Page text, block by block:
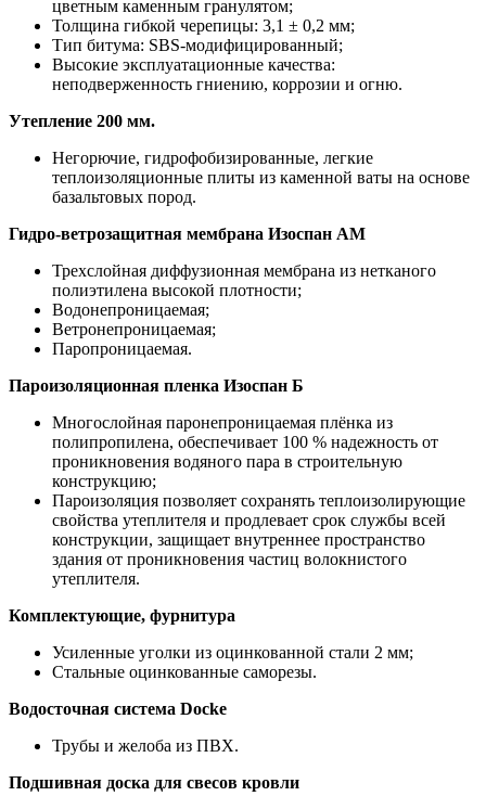
цветным каменным гранулятом;
Толщина гибкой черепицы: 3,1 ± 0,2 мм;
Тип битума: SBS-модифицированный;
Высокие эксплуатационные качества:
неподверженность гниению, коррозии и огню.
Утепление 200 мм.
Негорючие, гидрофобизированные, легкие
теплоизоляционные плиты из каменной ваты на основе
базальтовых пород.
Гидро-ветрозащитная мембрана Изоспан АМ
Трехслойная диффузионная мембрана из нетканого
полиэтилена высокой плотности;
Водонепроницаемая;
Ветронепроницаемая;
Паропроницаемая.
Пароизоляционная пленка Изоспан Б
Многослойная паронепроницаемая плёнка из
полипропилена, обеспечивает 100 % надежность от
проникновения водяного пара в строительную
конструкцию;
Пароизоляция позволяет сохранять теплоизолирующие
свойства утеплителя и продлевает срок службы всей
конструкции, защищает внутреннее пространство
здания от проникновения частиц волокнистого
утеплителя.
Комплектующие, фурнитура
Усиленные уголки из оцинкованной стали 2 мм;
Стальные оцинкованные саморезы.
Водосточная система Docke
Трубы и желоба из ПВХ.
Подшивная доска для свесов кровли